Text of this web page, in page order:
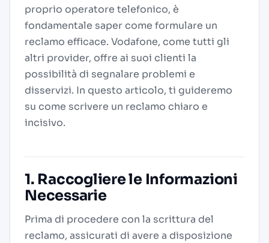
proprio operatore telefonico, è
fondamentale saper come formulare un
reclamo efficace. Vodafone, come tutti gli
altri provider, offre ai suoi clienti la
possibilità di segnalare problemi e
disservizi. In questo articolo, ti guideremo
su come scrivere un reclamo chiaro e
incisivo.
1. Raccogliere le Informazioni
Necessarie
Prima di procedere con la scrittura del
reclamo, assicurati di avere a disposizione